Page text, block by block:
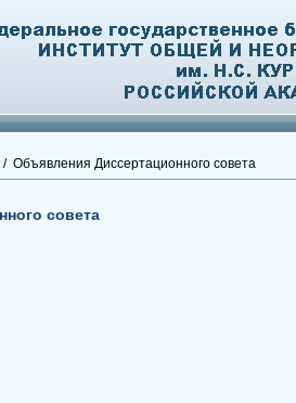
/ Объявления Диссертационного совета
совета